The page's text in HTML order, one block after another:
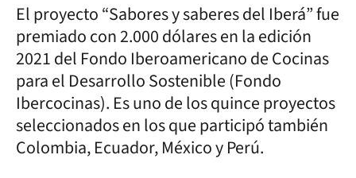
El proyecto “Sabores y saberes del Iberá” fue
premiado con 2.000 dólares en la edición
2021 del Fondo Iberoamericano de Cocinas
para el Desarrollo Sostenible (Fondo
Ibercocinas). Es uno de los quince proyectos
seleccionados en los que participó también
Colombia, Ecuador, México y Perú.